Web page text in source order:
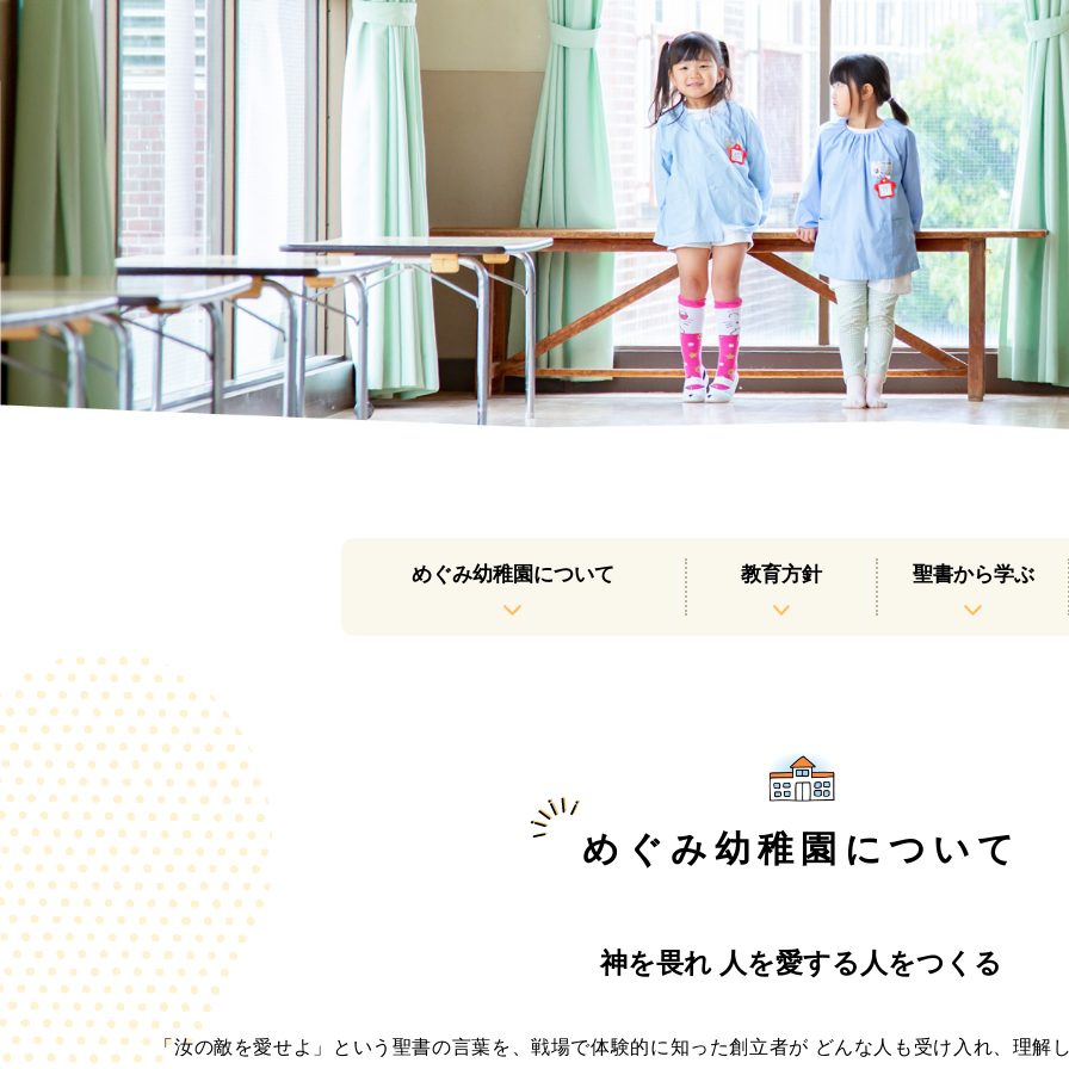
めぐみ幼稚園について 教育方針 聖書から学ぶ
めぐみ幼稚園について
神を畏れ 人を愛する人をつくる
「汝の敵を愛せよ」という聖書の言葉を、戦場で体験的に知った創立者が どんな人も受け入れ、理解